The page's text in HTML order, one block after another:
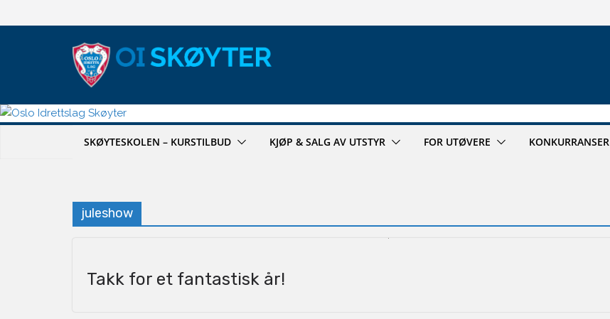
til
SKØYTESKOLEN – KURSTILBUD KJØP & SALG AV UTSTYR FOR UTØVERE KONKURRANSER
juleshow
Takk for et fantastisk år!